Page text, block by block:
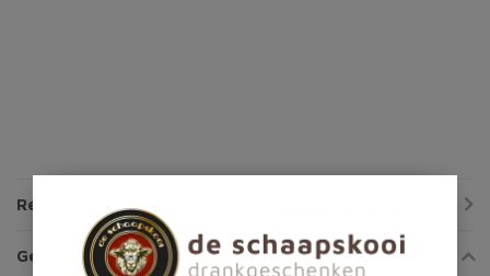
Reviews
Gerelateerde producten